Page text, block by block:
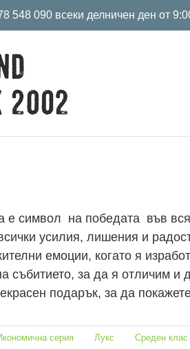
548 090 всеки делничен ден от
е символ на победата във
усилия, лишения и
емоции, когато я
събитието, за да я отличим и
подарък, за да
серия Лукс Среден клас